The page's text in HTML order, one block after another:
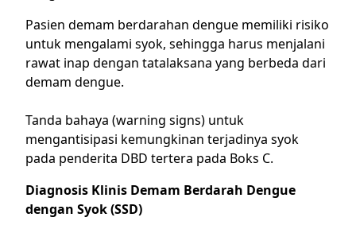
Pasien demam berdarahan dengue memiliki risiko
untuk mengalami syok, sehingga harus menjalani
rawat inap dengan tatalaksana yang berbeda dari
demam dengue.
Tanda bahaya (warning signs) untuk
mengantisipasi kemungkinan terjadinya syok
pada penderita DBD tertera pada Boks C.
Diagnosis Klinis Demam Berdarah Dengue
dengan Syok (SSD)